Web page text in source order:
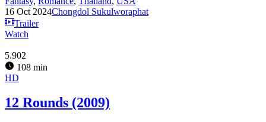
16 Oct 2024Chongdol Sukulworaphat
Trailer
Watch
5.902
108 min
HD
12 Rounds (2009)